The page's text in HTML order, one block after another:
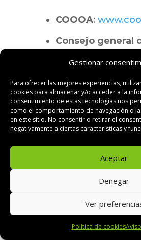
Gestionar
Para ofrecer las mejores experiencias,
cookies para almacenar y/o acceder a la
consentimiento de estas tecnologías nos
como el comportamiento de navegación o
en este sitio. No consentir o retirar el
negativamente a ciertas características y
Aceptar
Denegar
Ver
Política de cookies
COOOA:
Consejo general
Optometría:
SECOIR
de Cirugía Ocular
Refractiva):
ALDOO
Latinoamericana
aldoo.info